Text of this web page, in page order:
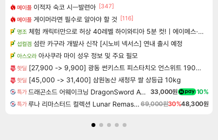
메이플 이적자 숙코 시ㅡ발련아 [347]
메이플 게이머라면 필수로 알아야 할 것 [116]
명조 체험 캐릭터만으로 허상 40레벨 하이와티아 5분 컷!｜에이메스·린네·모니에 명함
섭컬겜 섬란 카구라 개발사 신작 [시노비 넥서스] 연내 출시 예정
아스오라 아사쿠라 마이 성우 정보 및 주요 필모
핫딜 [27,900 -> 9,900] 광동 썬키스트 피스타치오 언스위트 190ml x 24개
핫딜 [45,000 -> 31,400] 삼원농산 새청무 쌀 상등급 10kg
특가 드래곤소드 어웨이크닝 DragonSword Awakening 33,000원 10%
특가 루나 리마스터드 컬렉션 Lunar Remastered Collection69,000원30%48,300원